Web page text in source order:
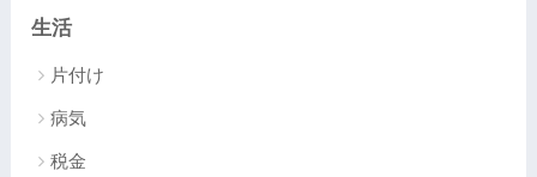
生活
片付け
病気
税金